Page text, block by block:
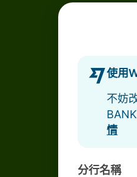
使用
不妨
情
分行名稱